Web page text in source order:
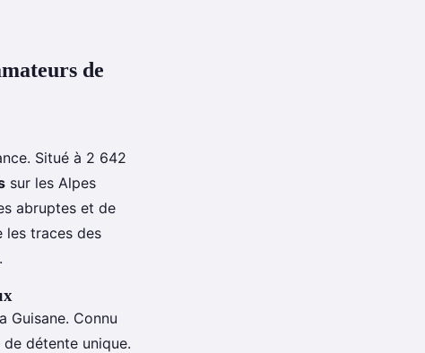
de
Situé à 2 642
sur les Alpes
abruptes et de
les traces des
Guisane. Connu
détente unique.